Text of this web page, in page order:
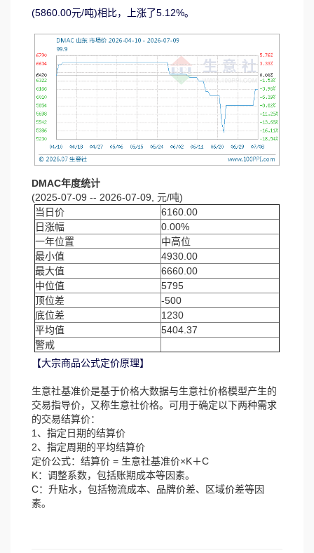
(5860.00元/吨)相比，上涨了5.12%。
DMAC年度统计
(2025-07-09 -- 2026-07-09, 元/吨)
当日价
6160.00
日涨幅
0.00%
一年位置
中高位
最小值
4930.00
最大值
6660.00
中位值
5795
顶位差
-500
底位差
1230
平均值
5404.37
警戒
【大宗商品公式定价原理】
生意社基准价是基于价格大数据与生意社价格模型产生的
交易指导价，又称生意社价格。可用于确定以下两种需求
的交易结算价：
1、指定日期的结算价
2、指定周期的平均结算价
定价公式：结算价 = 生意社基准价×K＋C
K：调整系数，包括账期成本等因素。
C：升贴水，包括物流成本、品牌价差、区域价差等因
素。